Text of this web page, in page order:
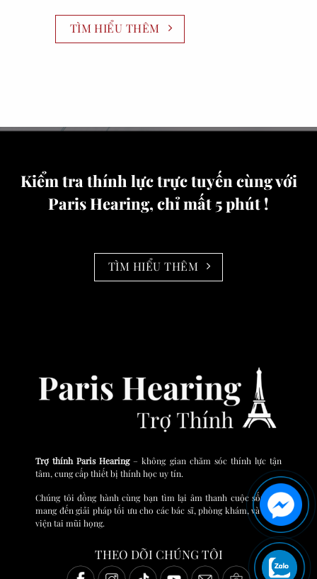
TÌM HIỂU THÊM
Kiểm tra thính lực trực tuyến cùng với
Paris Hearing, chỉ mất 5 phút !
TÌM HIỂU THÊM
Trợ thính Paris Hearing– không gian chăm sóc thính lực tận
tâm, cung cấp thiết bị thính học uy tín.
Chúng tôi đồng hành cùng bạn tìm lại âm thanh cuộc sống và
mang đến giải pháp tối ưu cho các bác sĩ, phòng khám, và bệnh
viện tai mũi họng.
THEO DÕI CHÚNG TÔI